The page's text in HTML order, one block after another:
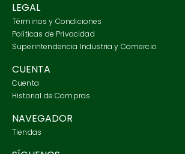
LEGAL
Términos y Condiciones
Políticas de Privacidad
Superintendencia Industria y Comercio
CUENTA
Cuenta
Historial de Compras
NAVEGADOR
Tiendas